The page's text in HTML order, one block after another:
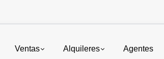
Ventas Alquileres Agentes